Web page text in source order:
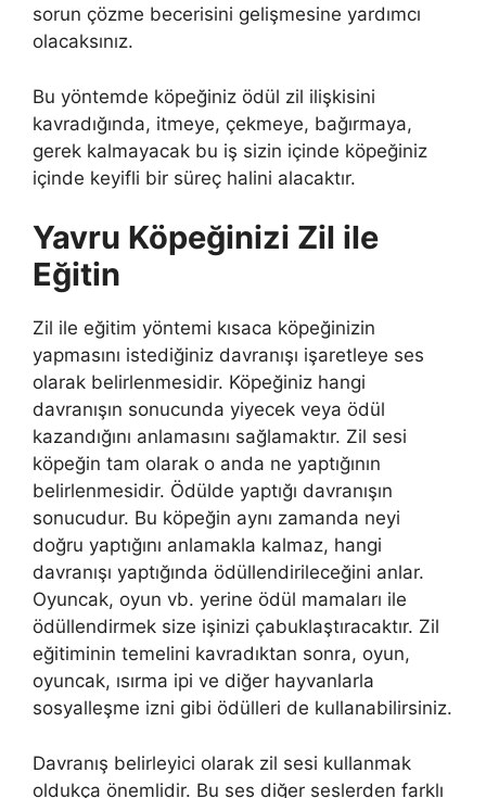
sorun çözme becerisini gelişmesine yardımcı
olacaksınız.
Bu yöntemde köpeğiniz ödül zil ilişkisini
kavradığında, itmeye, çekmeye, bağırmaya,
gerek kalmayacak bu iş sizin içinde köpeğiniz
içinde keyifli bir süreç halini alacaktır.
Yavru Köpeğinizi Zil ile
Eğitin
Zil ile eğitim yöntemi kısaca köpeğinizin
yapmasını istediğiniz davranışı işaretleye ses
olarak belirlenmesidir. Köpeğiniz hangi
davranışın sonucunda yiyecek veya ödül
kazandığını anlamasını sağlamaktır. Zil sesi
köpeğin tam olarak o anda ne yaptığının
belirlenmesidir. Ödülde yaptığı davranışın
sonucudur. Bu köpeğin aynı zamanda neyi
doğru yaptığını anlamakla kalmaz, hangi
davranışı yaptığında ödüllendirileceğini anlar.
Oyuncak, oyun vb. yerine ödül mamaları ile
ödüllendirmek size işinizi çabuklaştıracaktır. Zil
eğitiminin temelini kavradıktan sonra, oyun,
oyuncak, ısırma ipi ve diğer hayvanlarla
sosyalleşme izni gibi ödülleri de kullanabilirsiniz.
Davranış belirleyici olarak zil sesi kullanmak
oldukça önemlidir. Bu ses diğer seslerden farklı